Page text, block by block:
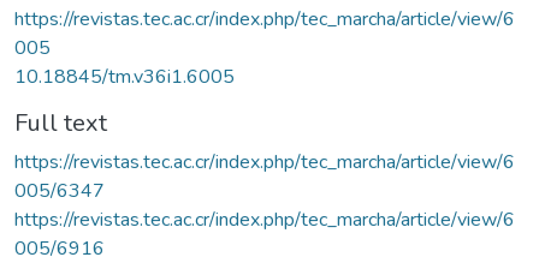
https://revistas.tec.ac.cr/index.php/tec_marcha/article/view/6
005
10.18845/tm.v36i1.6005
Full text
https://revistas.tec.ac.cr/index.php/tec_marcha/article/view/6
005/6347
https://revistas.tec.ac.cr/index.php/tec_marcha/article/view/6
005/6916